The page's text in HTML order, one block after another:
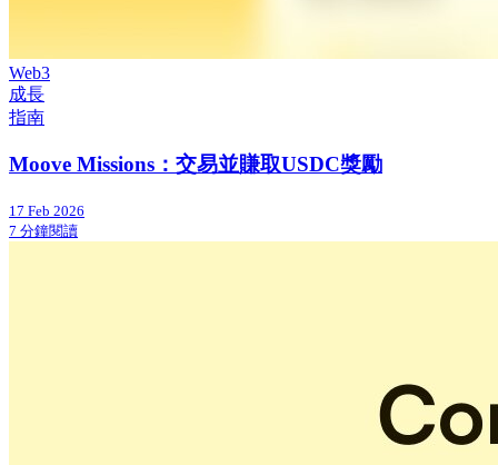
Web3
成長
指南
Moove Missions：交易並賺取USDC獎勵
17 Feb 2026
7 分鐘閱讀